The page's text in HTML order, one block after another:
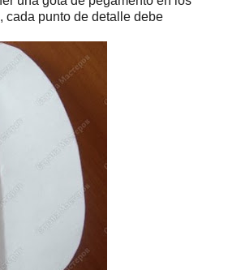
cada punto de detalle debe